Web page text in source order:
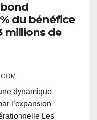
du bénéfice
millions de
dynamique
l’expansion
Les